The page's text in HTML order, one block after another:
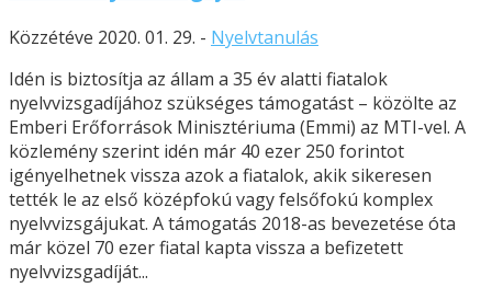
Közzétéve 2020. 01. 29. - Nyelvtanulás
Idén is biztosítja az állam a 35 év alatti fiatalok
nyelvvizsgadíjához szükséges támogatást – közölte az
Emberi Erőforrások Minisztériuma (Emmi) az MTI-vel. A
közlemény szerint idén már 40 ezer 250 forintot
igényelhetnek vissza azok a fiatalok, akik sikeresen
tették le az első középfokú vagy felsőfokú komplex
nyelvvizsgájukat. A támogatás 2018-as bevezetése óta
már közel 70 ezer fiatal kapta vissza a befizetett
nyelvvizsgadíját...